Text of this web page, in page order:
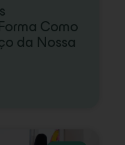
Como
da Nossa